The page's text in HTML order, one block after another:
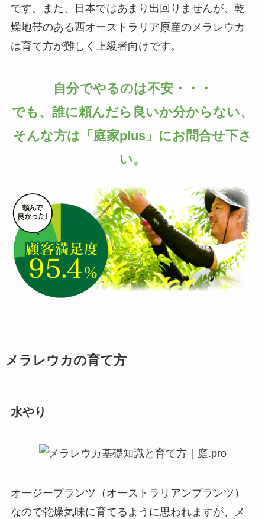
です。また、日本ではあまり出回りませんが、乾
燥地帯のある西オーストラリア原産のメラレウカ
は育て方が難しく上級者向けです。
自分でやるのは不安・・・
でも、誰に頼んだら良いか分からない、
そんな方は「庭家plus」にお問合せ下さ
い。
メラレウカの育て方
水やり
オージープランツ（オーストラリアンプランツ）
なので乾燥気味に育てるように思われますが、メ